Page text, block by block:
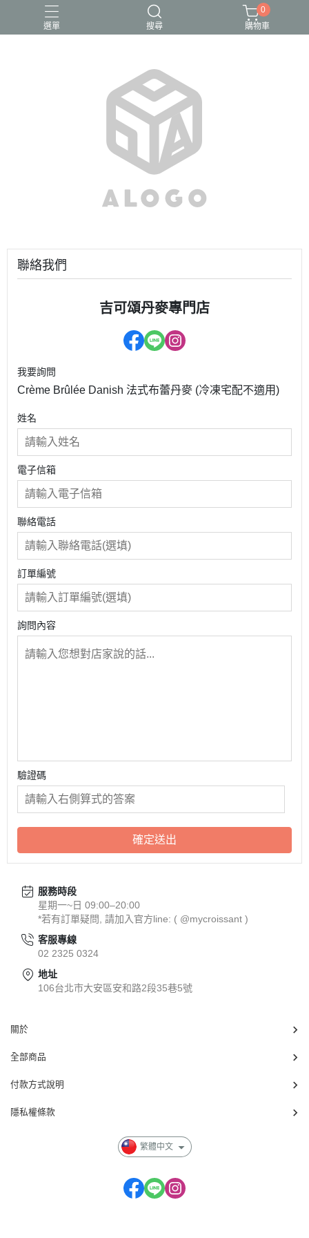
選單 搜尋
0
購物車
聯絡我們
吉可頌丹麥專門店
我要詢問
Crème Brûlée Danish 法式布蕾丹麥 (冷凍宅配不適用)
姓名
電子信箱
聯絡電話
訂單編號
詢問內容
驗證碼
確定送出
服務時段
星期一~日 09:00–20:00
*若有訂單疑問, 請加入官方line: ( @mycroissant )
客服專線
02 2325 0324
地址
106台北市大安區安和路2段35巷5號
關於
全部商品
付款方式說明
隱私權條款
繁體中文